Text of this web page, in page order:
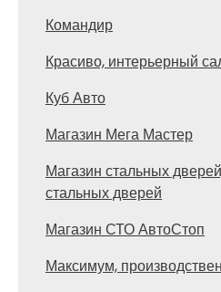
Командир
Красиво, интерьерный
Куб Авто
Магазин Мега Мастер
Магазин стальных
стальных дверей
Магазин СТО АвтоСтоп
Максимум,